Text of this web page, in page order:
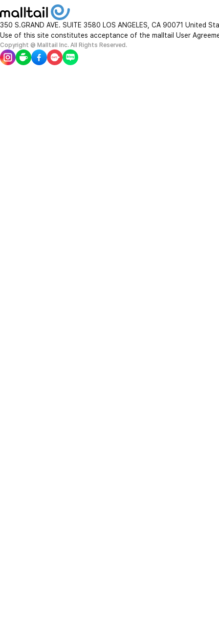
350 S.GRAND AVE. SUITE 3580 LOS ANGELES, CA 90071 United
Use of this site constitutes acceptance of the malltail User
Copyright @ Malltail Inc. All Rights Reserved.